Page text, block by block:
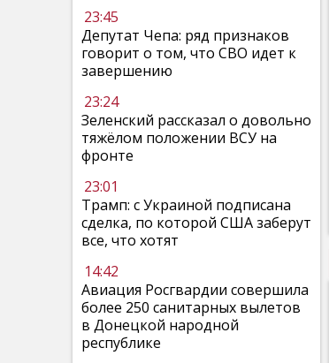
23:45
Депутат Чепа: ряд признаков
говорит о том, что СВО идет к
завершению
23:24
Зеленский рассказал о довольно
тяжёлом положении ВСУ на
фронте
23:01
Трамп: с Украиной подписана
сделка, по которой США заберут
все, что хотят
14:42
Авиация Росгвардии совершила
более 250 санитарных вылетов
в Донецкой народной
республике